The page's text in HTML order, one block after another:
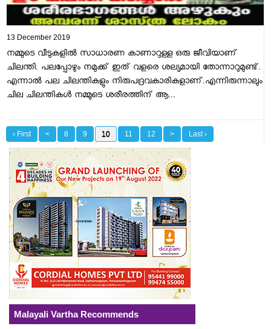
13 December 2019
നമ്മുടെ വീടുകളിൽ സാധാരണ കാണാറുള്ള ഒരു ജീവിയാണ്
ചിലന്തി. പലപ്പോഴും നമുക്ക് ഇത് വളരെ ശല്യമായി തോന്നാറുമുണ്ട്.
എന്നാൽ പല ചിലന്തികളും നിരുപദ്രവകാരികളാണ്.എന്നിരുന്നാലും
ചില ചിലന്തികള്‍ നമ്മുടെ ശരീരത്തിന് ആ...
‹ First < 8 9 10 11 12 > Last ›
Malayali Vartha Recommends